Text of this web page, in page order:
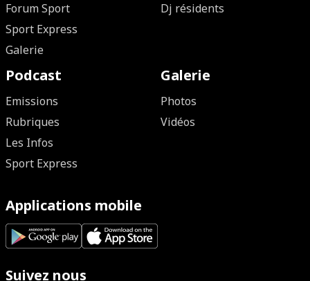
Forum Sport
Sport Express
Galerie
Dj résidents
Podcast
Emissions
Rubriques
Les Infos
Sport Express
Galerie
Photos
Vidéos
Applications mobile
Suivez nous